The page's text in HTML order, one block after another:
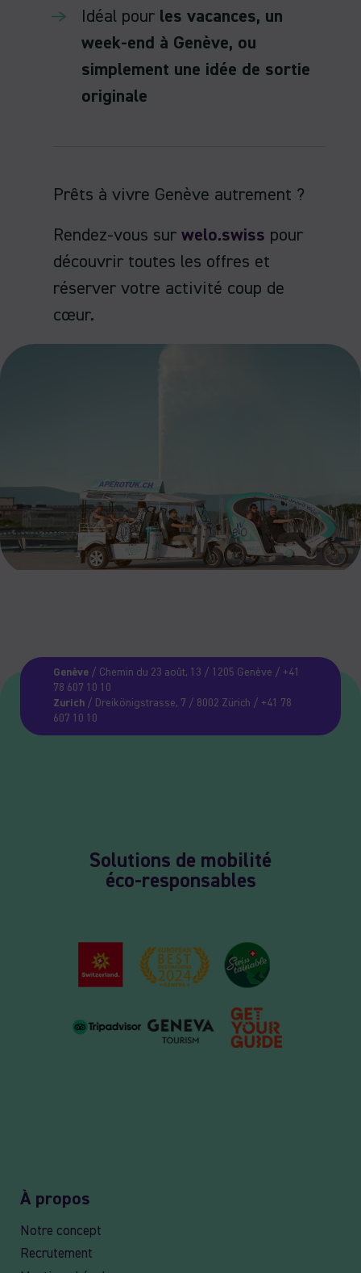
Idéal pour les vacances, un
week-end à Genève, ou
simplement une idée de sortie
originale
Prêts à vivre Genève autrement ?
Rendez-vous sur welo.swiss pour
découvrir toutes les offres et
réserver votre activité coup de
cœur.
Genève/ Chemin du 23 août, 13 / 1205 Genève / +41
78 607 10 10
Zurich/ Dreikönigstrasse, 7 / 8002 Zürich / +41 78
607 10 10
Solutions de mobilité
éco-responsables
À propos
Notre concept
Recrutement